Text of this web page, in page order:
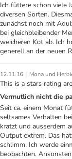
Ich füttere schon viele
diversen Sorten.
zunächst noch mit
bei gleichbleibender
weicheren Kot ab. Ich
generell an der neuen
12.11.16 | Mona und
This is a stars rating
Vermutlich nicht die
Seit ca. einem Monat
seltsames Verhalten
kratzt und ausserdem
Output extrem. Das
schlimm. Ich werde
beobachten.